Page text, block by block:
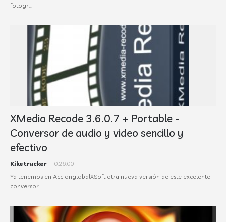
fotogr…
XMedia Recode 3.6.0.7 + Portable -
Conversor de audio y video sencillo y
efectivo
Kiketrucker - 0:26:00
Ya tenemos en AccionglobalXSoft otra nueva versión de este excelente
conversor…